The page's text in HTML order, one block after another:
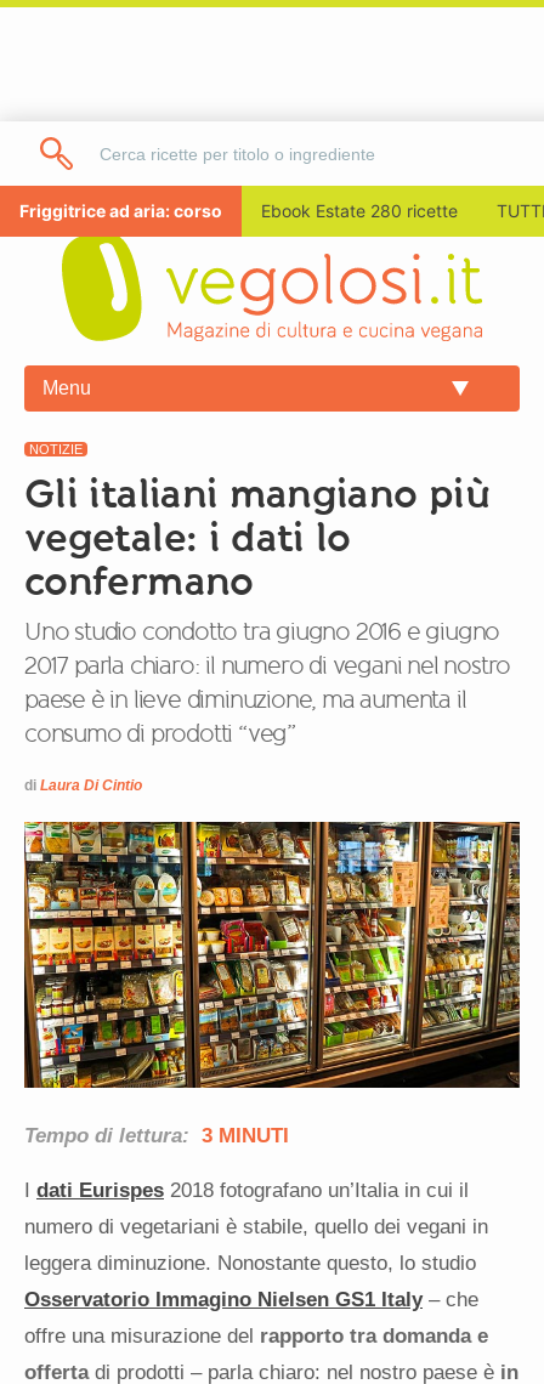
Friggitrice ad aria: corso Ebook Estate 280 ricette
Menu
NOTIZIE
Gli italiani mangiano più
vegetale: i dati lo
confermano
Uno studio condotto tra giugno 2016 e giugno
2017 parla chiaro: il numero di vegani nel nostro
paese è in lieve diminuzione, ma aumenta il
consumo di prodotti “veg”
di Laura Di Cintio
Tempo di lettura: 3 MINUTI
dati Eurispes 2018 fotografano un’Italia in cui il
numero di vegetariani è stabile, quello dei vegani in
leggera diminuzione. Nonostante questo, lo studio
Osservatorio Immagino Nielsen GS1 Italy– che
offre una misurazione del rapporto tra domanda e
offertadi prodotti – parla chiaro: nel nostro paese è in